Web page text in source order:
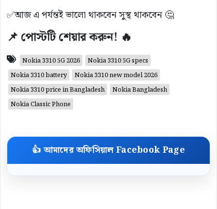
✅আজ এ পর্যন্তই ভালো থাকবেন সুস্থ থাকবেন 🤔
📌 পোস্টটি শেয়ার করুন! 🔥
Nokia 3310 5G 2026
Nokia 3310 5G specs
Nokia 3310 battery
Nokia 3310 new model 2026
Nokia 3310 price in Bangladesh
Nokia Bangladesh
Nokia Classic Phone
👍 আমাদের অফিসিয়াল Facebook Page